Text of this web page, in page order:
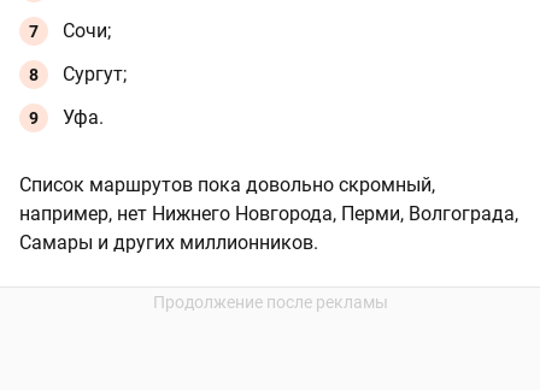
Сочи;
Сургут;
Уфа.
Список маршрутов пока довольно скромный,
например, нет Нижнего Новгорода, Перми, Волгограда,
Самары и других миллионников.